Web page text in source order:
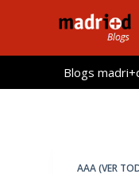
l
Blogs
AAA (VER